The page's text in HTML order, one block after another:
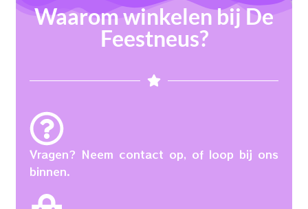
Waarom winkelen bij De
Feestneus?
Vragen? Neem contact op, of loop bij ons
binnen.